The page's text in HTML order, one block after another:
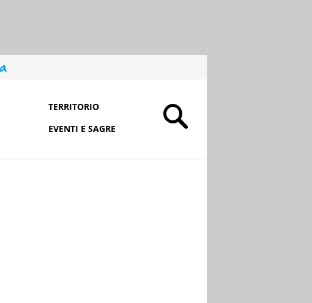
TERRITORIO
EVENTI E SAGRE